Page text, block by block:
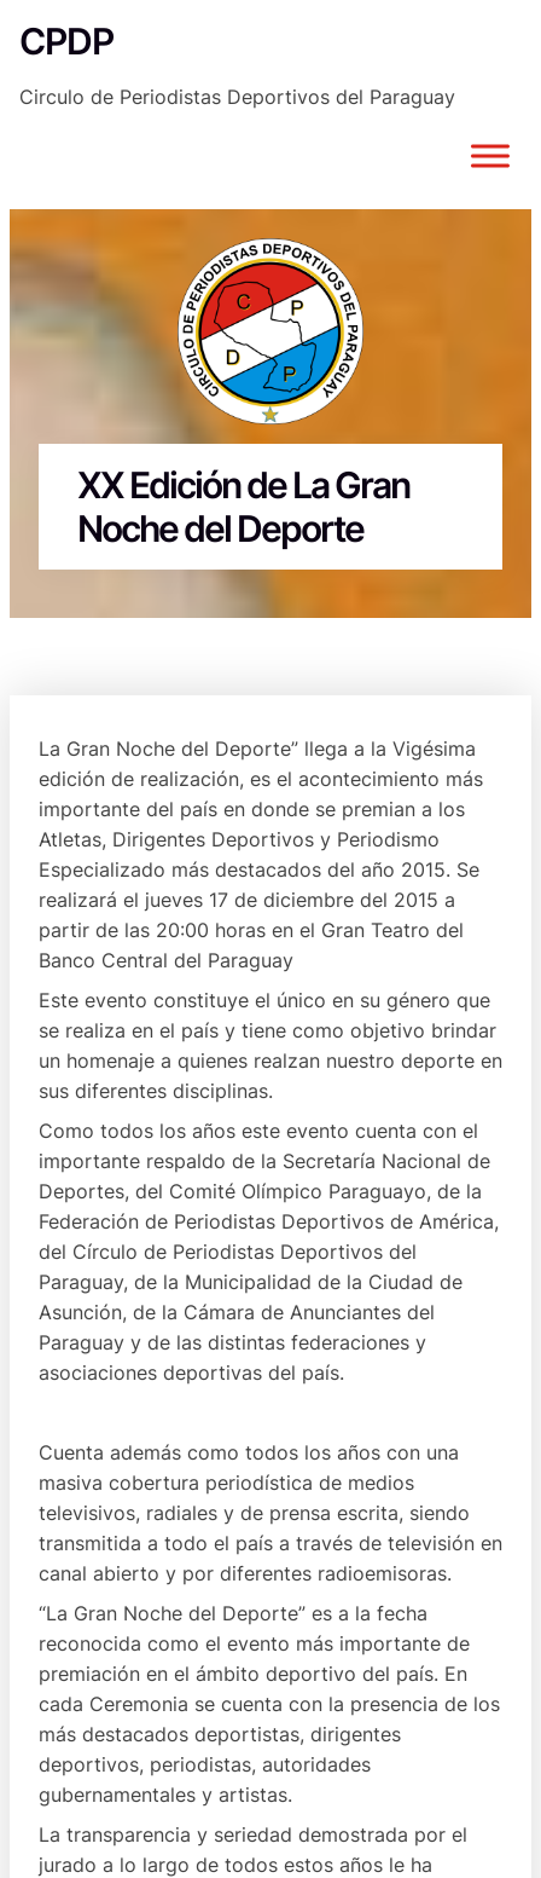
Saltar
al
contenido
CPDP
Circulo de Periodistas Deportivos del Paraguay
XX Edición de La Gran
Noche del Deporte
La Gran Noche del Deporte” llega a la Vigésima
edición de realización, es el acontecimiento más
importante del país en donde se premian a los
Atletas, Dirigentes Deportivos y Periodismo
Especializado más destacados del año 2015. Se
realizará el jueves 17 de diciembre del 2015 a
partir de las 20:00 horas en el Gran Teatro del
Banco Central del Paraguay
Este evento constituye el único en su género que
se realiza en el país y tiene como objetivo brindar
un homenaje a quienes realzan nuestro deporte en
sus diferentes disciplinas.
Como todos los años este evento cuenta con el
importante respaldo de la Secretaría Nacional de
Deportes, del Comité Olímpico Paraguayo, de la
Federación de Periodistas Deportivos de América,
del Círculo de Periodistas Deportivos del
Paraguay, de la Municipalidad de la Ciudad de
Asunción, de la Cámara de Anunciantes del
Paraguay y de las distintas federaciones y
asociaciones deportivas del país.
Cuenta además como todos los años con una
masiva cobertura periodística de medios
televisivos, radiales y de prensa escrita, siendo
transmitida a todo el país a través de televisión en
canal abierto y por diferentes radioemisoras.
“La Gran Noche del Deporte” es a la fecha
reconocida como el evento más importante de
premiación en el ámbito deportivo del país. En
cada Ceremonia se cuenta con la presencia de los
más destacados deportistas, dirigentes
deportivos, periodistas, autoridades
gubernamentales y artistas.
La transparencia y seriedad demostrada por el
jurado a lo largo de todos estos años le ha